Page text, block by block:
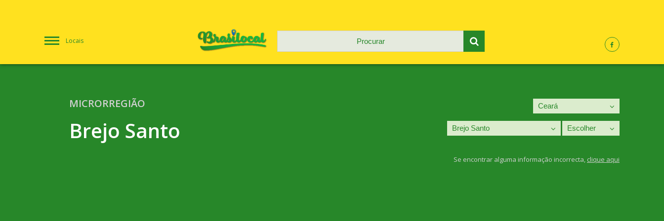
Locais
MICRORREGIÃO
Brejo Santo
Se encontrar alguma informação incorrecta, clique aqui